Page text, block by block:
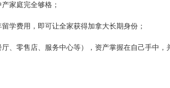
家庭完全够格；
学费用，即可让全家获得加拿大长期身份；
、零售店、服务中心等），资产掌握在自己手中，